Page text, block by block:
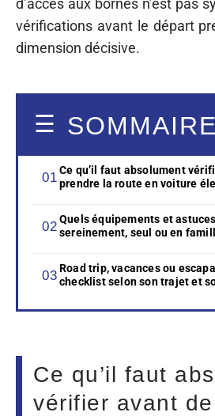
d’accès aux bornes n’est pas
vérifications avant le départ
dimension décisive.
SOMMAIRE
Ce qu’il faut absolument
prendre la route en voiture
Quels équipements et
sereinement, seul ou en
Road trip, vacances ou
checklist selon son trajet et
Ce qu’il faut
vérifier avant